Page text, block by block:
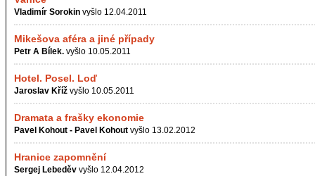
Vladimír Sorokin vyšlo 12.04.2011
Mikešova aféra a jiné případy
Petr A Bílek. vyšlo 10.05.2011
Hotel. Posel. Loď
Jaroslav Kříž vyšlo 10.05.2011
Dramata a frašky ekonomie
Pavel Kohout - Pavel Kohout vyšlo 13.02.2012
Hranice zapomnění
Sergej Lebeděv vyšlo 12.04.2012